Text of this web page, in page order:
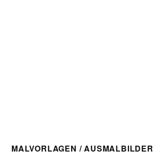
MALVORLAGEN / AUSMALBILDER